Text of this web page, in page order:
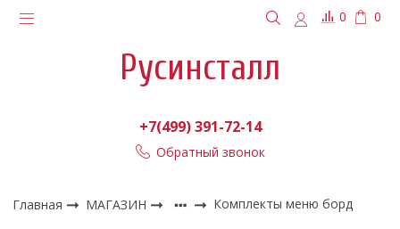
0 0
Русинсталл
+7(499) 391-72-14
Обратный звонок
Главная МАГАЗИН Комплекты меню борд